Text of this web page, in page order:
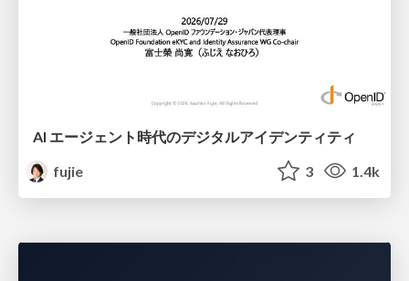
AI エージェント時代のデジタルアイデンティティ
fujie
3 1.4k